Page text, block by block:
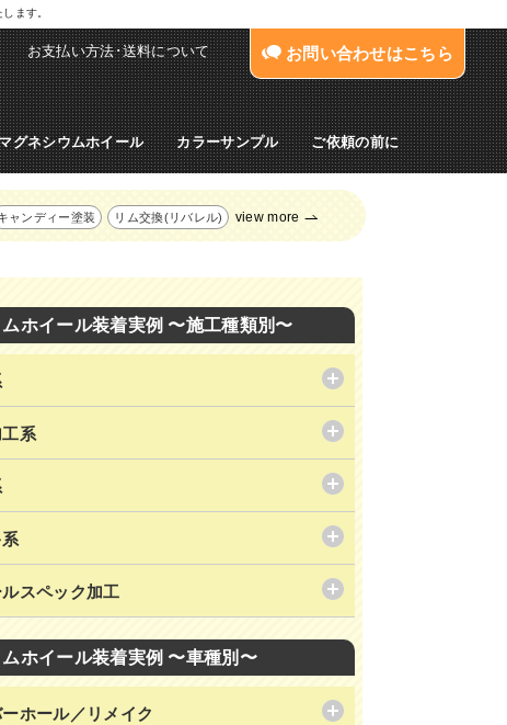
ます。
お支払い方法･送料について お問い合わせはこちら
マグネシウムホイール カラーサンプル ご依頼の前に
ャンディー塗装 リム交換(リバレル) view more
ムホイール装着実例 〜施工種類別〜
系
スペック加工
ムホイール装着実例 〜車種別〜
ホール／リメイク